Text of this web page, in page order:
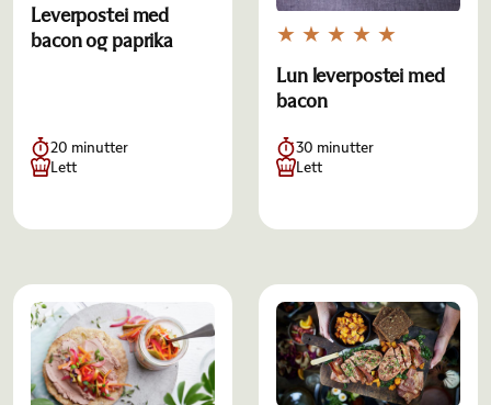
Leverpostei med
bacon og paprika
20 minutter
Lett
Lun leverpostei med
bacon
30 minutter
Lett